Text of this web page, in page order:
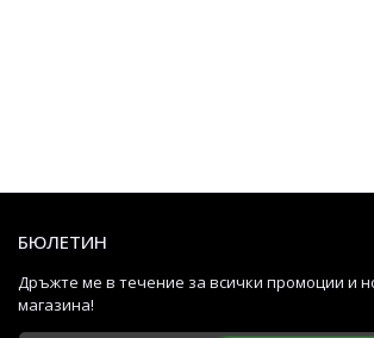
БЮЛЕТИН
Дръжте ме в течение за всички промоции и
магазина!